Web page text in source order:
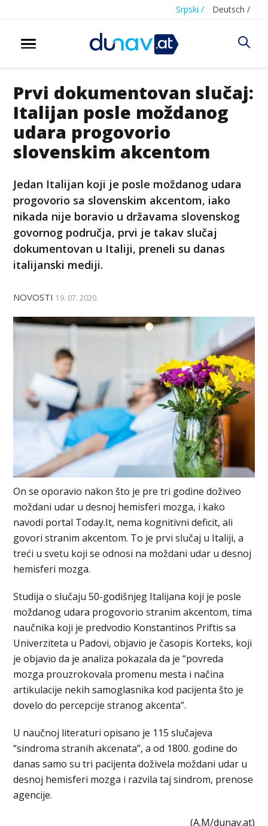
Srpski / Deutsch /
Prvi dokumentovan slučaj:
Italijan posle moždanog
udara progovorio
slovenskim akcentom
Jedan Italijan koji je posle moždanog udara
progovorio sa slovenskim akcentom, iako
nikada nije boravio u državama slovenskog
govornog područja, prvi je takav slučaj
dokumentovan u Italiji, preneli su danas
italijanski mediji.
NOVOSTI 19. 07. 2020.
On se oporavio nakon što je pre tri godine doživeo
moždani udar u desnoj hemisferi mozga, i kako
navodi portal Today.It, nema kognitivni deficit, ali
govori stranim akcentom. To je prvi slučaj u Italiji, a
treći u svetu koji se odnosi na moždani udar u desnoj
hemisferi mozga.
Studija o slučaju 50-godišnjeg Italijana koji je posle
moždanog udara progovorio stranim akcentom, tima
naučnika koji je predvodio Konstantinos Priftis sa
Univerziteta u Padovi, objavio je časopis Korteks, koji
je objavio da je analiza pokazala da je “povreda
mozga prouzrokovala promenu mesta i načina
artikulacije nekih samoglasnika kod pacijenta što je
dovelo do percepcije stranog akcenta”.
U naučnoj literaturi opisano je 115 slučajeva
“sindroma stranih akcenata”, a od 1800. godine do
danas samo su tri pacijenta doživela moždani udar u
desnoj hemisferi mozga i razvila taj sindrom, prenose
agencije.
(A.M/dunav.at)